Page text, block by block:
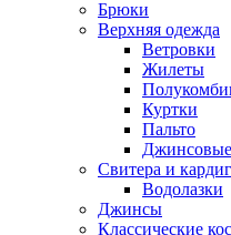
Брюки
Верхняя одежда
Ветровки
Жилеты
Куртки
Пальто
Свитера и
Водолазки
Джинсы
Классические